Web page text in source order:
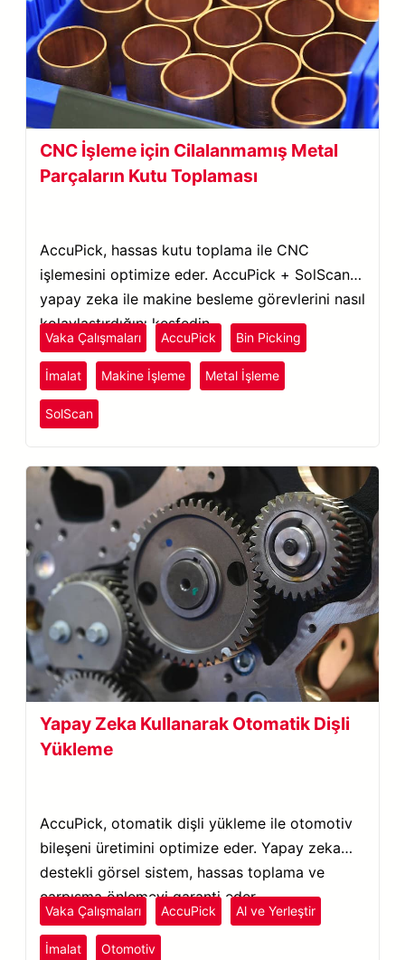
CNC İşleme için Cilalanmamış Metal
Parçaların Kutu Toplaması
AccuPick, hassas kutu toplama ile CNC
işlemesini optimize eder. AccuPick + SolScan’in
yapay zeka ile makine besleme görevlerini nasıl
kolaylaştırdığını keşfedin.
Vaka Çalışmaları AccuPick Bin Picking
İmalat Makine İşleme Metal İşleme
SolScan
Yapay Zeka Kullanarak Otomatik Dişli
Yükleme
AccuPick, otomatik dişli yükleme ile otomotiv
bileşeni üretimini optimize eder. Yapay zeka
destekli görsel sistem, hassas toplama ve
çarpışma önlemeyi garanti eder.
Vaka Çalışmaları AccuPick Al ve Yerleştir
İmalat Otomotiv